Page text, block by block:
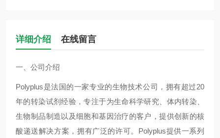
详细介绍 在线留言
一、公司介绍
Polyplus是法国的一家专业的生物技术公司，拥有超过20
年的转染试剂经验，专注于为生命科学研究、体内转染、
生物制品制造以及细胞和基因治疗的客户，提供创新的核
酸递送解决方案，拥有广泛的许可。Polyplus提供一系列